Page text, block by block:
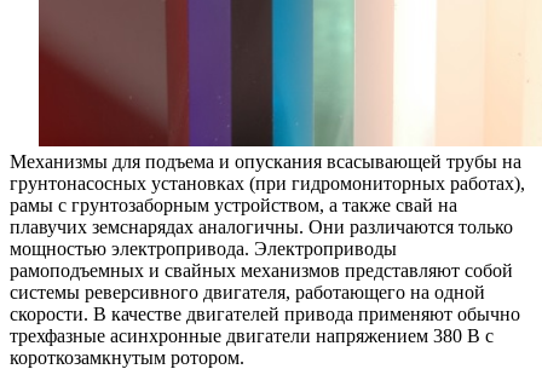
Механизмы для подъема и опускания всасывающей трубы на
грунтонасосных установках (при гидромониторных работах),
рамы с грунтозаборным устройством, а также свай на
плавучих земснарядах аналогичны. Они различаются только
мощностью электропривода. Электроприводы
рамоподъемных и свайных механизмов представляют собой
системы реверсивного двигателя, работающего на одной
скорости. В качестве двигателей привода применяют обычно
трехфазные асинхронные двигатели напряжением 380 В с
короткозамкнутым ротором.